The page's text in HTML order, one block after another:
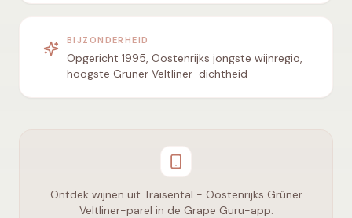
BIJZONDERHEID
Opgericht 1995, Oostenrijks jongste wijnregio,
hoogste Grüner Veltliner-dichtheid
Ontdek wijnen uit Traisental - Oostenrijks Grüner
Veltliner-parel in de Grape Guru-app.